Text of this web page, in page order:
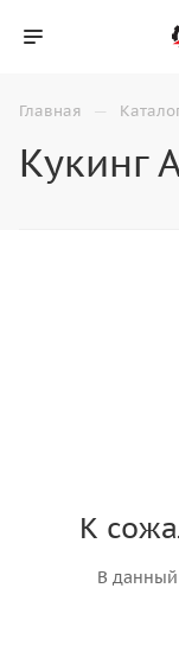
Главная —
Кукинг
К
В данный